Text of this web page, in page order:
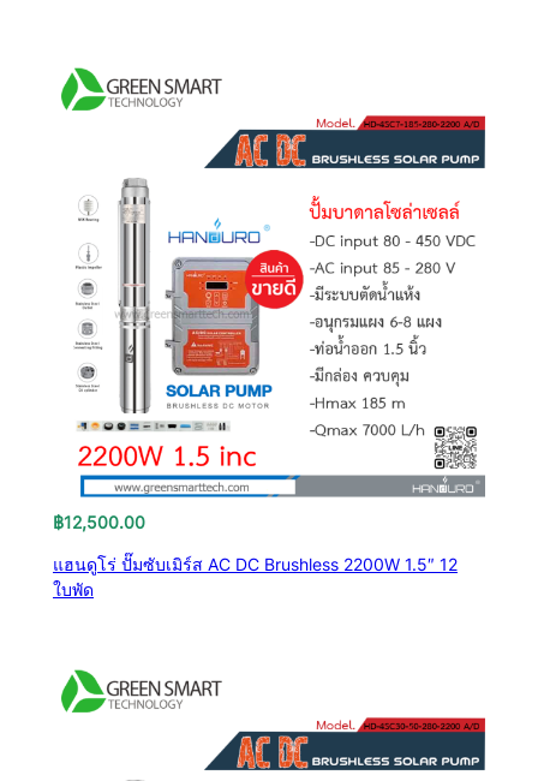
฿12,500.00
แฮนดูโร่ ปั๊มซับเมิร์ส AC DC Brushless 2200W 1.5″ 12
ใบพัด